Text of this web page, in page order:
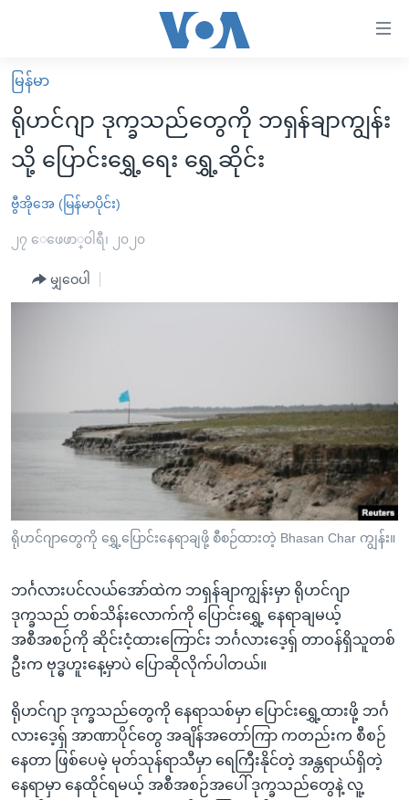
လွယ်ကူ
စေ
သည့်
Link
များ
ပင်မ
ကြည့်
ရှာဖွေ
ရန်
နေရာ
သို့
ရန်
မူလစာမျက်နှာ
မြန်မာ
ကမ္ဘာ့သတင်းများ
နိုင်ငံတကာ
အစ္စရေး-ပါလက်စတိုင်း
ဗွီဒီယို
သတင်းလွတ်လပ်ခွင့်
အင်္ဂလိပ်စာလေ့လာမယ်
ရုပ်ရှင်ထဲက အင်္ဂလိပ်စာ
သုတပဒေသာ အင်္ဂလိပ်စာ
ရေဒီယို/တီဗွီအစီအစဉ်
Learning English
ဗွီအိုအေ လူမှုကွန်ယက်များ
ဘာသာစကားများ
မြန်မာ
ရိုဟင်ဂျာ ဒုက္ခသည်တွေကို ဘရှန်ချာကျွန်း
သို့ ပြောင်းရွှေ့ရေး ရွှေ့ဆိုင်း
ဗွီအိုအေ (မြန်မာပိုင်း)
၂၇ ေဖေဖာ္၀ါရီ၊ ၂၀၂၀
မျှဝေပါ
ရိုဟင်ဂျာတွေကို ရွှေ့ပြောင်းနေရာချဖို့ စီစဉ်ထားတဲ့ Bhasan Char ကျွန်း။
ဘင်္ဂလားပင်လယ်အော်ထဲက ဘရှန်ချာကျွန်းမှာ ရိုဟင်ဂျာ
ဒုက္ခသည် တစ်သိန်းလောက်ကို ပြောင်းရွှေ့ နေရာချမယ့်
အစီအစဉ်ကို ဆိုင်းငံ့ထားကြောင်း ဘင်္ဂလားဒေ့ရှ် တာဝန်ရှိသူတစ်
ဦးက ဗုဒ္ဓဟူးနေ့မှာပဲ ပြောဆိုလိုက်ပါတယ်။
ရိုဟင်ဂျာ ဒုက္ခသည်တွေကို နေရာသစ်မှာ ပြောင်းရွှေ့ထားဖို့ ဘင်္ဂ
လားဒေ့ရှ် အာဏာပိုင်တွေ အချိန်အတော်ကြာ ကတည်းက စီစဉ်
နေတာ ဖြစ်ပေမဲ့ မုတ်သုန်ရာသီမှာ ရေကြီးနိုင်တဲ့ အန္တရာယ်ရှိတဲ့
နေရာမှာ နေထိုင်ရမယ့် အစီအစဉ်အပေါ် ဒုက္ခသည်တွေနဲ့ လူ့